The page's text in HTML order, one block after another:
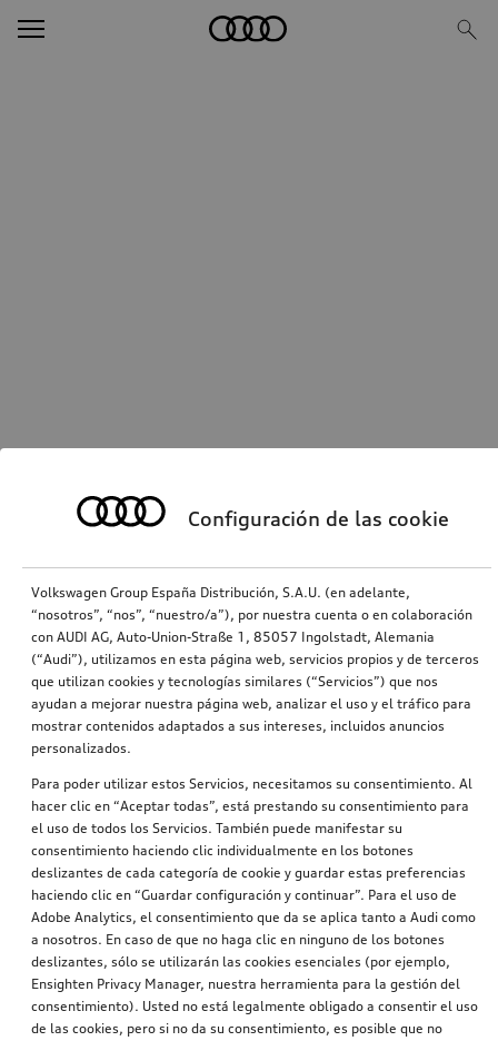
Configuración de las cookie
Volkswagen Group España Distribución, S.A.U. (en adelante,
“nosotros”, “nos”, “nuestro/a”), por nuestra cuenta o en colaboración
con AUDI AG, Auto-Union-Straße 1, 85057 Ingolstadt, Alemania
(“Audi”), utilizamos en esta página web, servicios propios y de terceros
que utilizan cookies y tecnologías similares (“Servicios”) que nos
ayudan a mejorar nuestra página web, analizar el uso y el tráfico para
mostrar contenidos adaptados a sus intereses, incluidos anuncios
personalizados.
Para poder utilizar estos Servicios, necesitamos su consentimiento. Al
hacer clic en “Aceptar todas”, está prestando su consentimiento para
el uso de todos los Servicios. También puede manifestar su
consentimiento haciendo clic individualmente en los botones
deslizantes de cada categoría de cookie y guardar estas preferencias
haciendo clic en “Guardar configuración y continuar”. Para el uso de
Adobe Analytics, el consentimiento que da se aplica tanto a Audi como
a nosotros. En caso de que no haga clic en ninguno de los botones
deslizantes, sólo se utilizarán las cookies esenciales (por ejemplo,
Ensighten Privacy Manager, nuestra herramienta para la gestión del
consentimiento). Usted no está legalmente obligado a consentir el uso
de las cookies, pero si no da su consentimiento, es posible que no